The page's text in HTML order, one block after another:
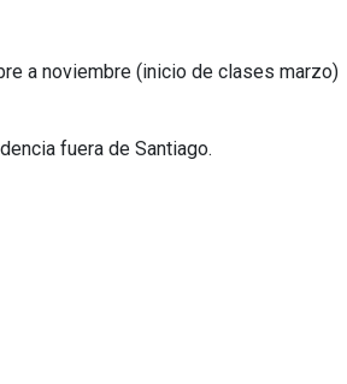
a noviembre (inicio de clases marzo)
fuera de Santiago.